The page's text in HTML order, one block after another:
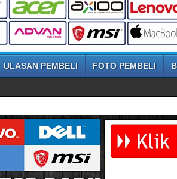
ULASAN PEMBELI FOTO PEMBELI